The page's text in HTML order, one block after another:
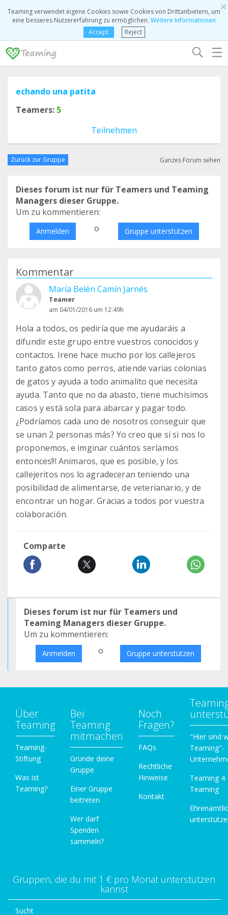
×
Teaming verwendet eigene Cookies sowie Cookies von Drittanbietern, um
eine besseres Nutzererfahrung zu ermöglichen. Weitere Informationen
Accept
Reject
☰
echando una patita
Teamers: 5
Teilnehmen
Zurück zur Gruppe Ganzes Forum sehen
Dieses forum ist nur für Teamers und Teaming
Managers dieser Gruppe.
Um zu kommentieren:
Anmelden o Gruppe unterstützen
Kommentar
María Belén Camín Jarnés
Teamer
am 04/01/2016 um 12:49h
Hola a todos, os pediría que me ayudaráis a
difundir este grupo entre vuestros conocidos y
contactos. Irene hace mucho por los callejeros
tanto gatos como perros, atiende varias colonias
de gatos y ayuda a todo animalito que necesita
ayuda. Tanto que no da abasto, tiene muchisimos
casos y está sola para abarcar y pagar todo.
¿Podríamos cada uno de nosotros conseguir que
se unan 2 personas más? Yo creo que sí si nos lo
proponemos, e imginar cuántos seríamos
entonces!!! Animaros, que es posible, y los
callejeritos nos lo agradeceran teniendo una
posibilidad de alimentarse, de veterianario, y de
encontrar un hogar. Gracias a todos por vuestra
colaboración.
Comparte
Dieses forum ist nur für Teamers und
Teaming Managers dieser Gruppe.
Um zu kommentieren:
Anmelden o Gruppe unterstützen
Über
Teaming
Teaming-
Stiftung
Was ist
Teaming?
Bei
Teaming
mitmachen
Gründe deine
Gruppe
Einer Gruppe
beitreten
Wer darf
Spenden
sammeln?
Noch
Fragen?
FAQs
Rechtliche
Hinweise
Kontakt
"Hier sind
Teaming"-
Teaming 4
Teaming
Gruppen, die du mit 1 € pro Monat unterstützen
kannst
Sucht